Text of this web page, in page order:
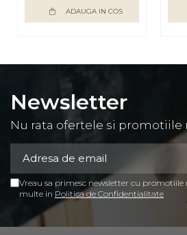
ADAUGA IN COS
Newsletter
Nu rata ofertele si promotiile
Vreau sa primesc newsletter cu
multe in Politica de Confidentialitate